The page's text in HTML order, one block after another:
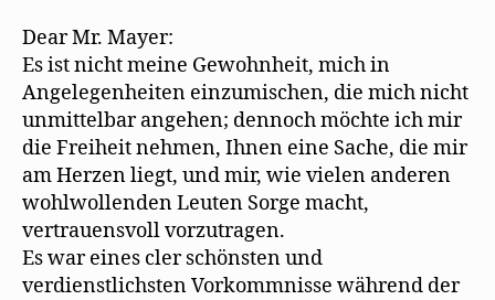
Dear Mr. Mayer:
Es ist nicht meine Gewohnheit, mich in
Angelegenheiten einzumischen, die mich nicht
unmittelbar angehen; dennoch möchte ich mir
die Freiheit nehmen, Ihnen eine Sache, die mir
am Herzen liegt, und mir, wie vielen anderen
wohlwollenden Leuten Sorge macht,
vertrauensvoll vorzutragen.
Es war eines cler schönsten und
verdienstlichsten Vorkommnisse während der